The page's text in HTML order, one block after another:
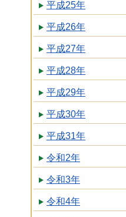
平成25年
平成26年
平成27年
平成28年
平成29年
平成30年
平成31年
令和2年
令和3年
令和4年